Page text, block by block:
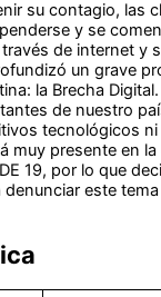
su contagio, las
y se
de internet y
un grave
la Brecha
de nuestro
tecnológicos ni
muy presente en
19, por lo que
este